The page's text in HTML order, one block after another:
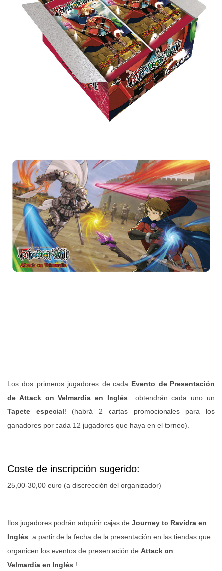
Los dos primeros jugadores de cada Evento de Presentación
de Attack on Velmardia en Inglésobtendrán cada uno un
Tapete especial! (habrá 2 cartas promocionales para los
ganadores por cada 12 jugadores que haya en el torneo).
Coste de inscripción sugerido:
25,00-30,00 euro (a discrección del organizador)
Ilos jugadores podrán adquirir cajas de Journey to Ravidra en
Inglés a partir de la fecha de la presentación en las tiendas que
organicen los eventos de presentación de Attack on
Velmardia en Inglés !